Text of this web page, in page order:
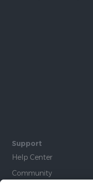
Support
Help Center
Community